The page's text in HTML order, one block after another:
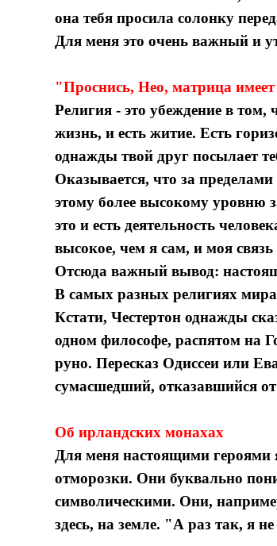
она тебя просила солонку
Для меня это очень важный и
"Проснись, Нео, матрица имеет
Религия - это убеждение в том,
жизнь, и есть житие. Есть
однажды твой друг посылает
Оказывается, что за
этому более высокому уровню
это и есть деятельность
высокое, чем я сам, и моя
Отсюда важный вывод:
В самых разных религиях
Кстати, Честертон однажды
одном философе, распятом на
руно. Пересказ Одиссеи или
сумасшедший, отказавшийся
Об ирландских монахах
Для меня настоящими героями
отморозки. Они буквально
символическими. Они,
здесь, на земле. "А раз так, я